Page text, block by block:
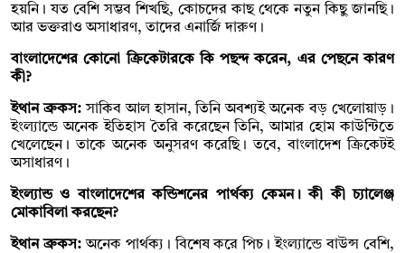
হয়নি। যত বেশি সম্ভব শিখছি, কোচদের কাছ থেকে নতুন কিছু জানছি।
আর ভক্তরাও অসাধারণ, তাদের এনার্জি দারুণ।
বাংলাদেশের কোনো ক্রিকেটারকে কি পছন্দ করেন, এর পেছনে কারণ
কী?
ইথান ব্রুকস:সাকিব আল হাসান, তিনি অবশ্যই অনেক বড় খেলোয়াড়।
ইংল্যান্ডে অনেক ইতিহাস তৈরি করেছেন তিনি, আমার হোম কাউন্টিতে
খেলেছেন। তাকে অনেক অনুসরণ করেছি। তবে, বাংলাদেশ ক্রিকেটই
অসাধারণ।
ইংল্যান্ড ও বাংলাদেশের কন্ডিশনের পার্থক্য কেমন। কী কী চ্যালেঞ্জ
মোকাবিলা করছেন?
ইথান ব্রুকস:অনেক পার্থক্য। বিশেষ করে পিচ। ইংল্যান্ডে বাউন্স বেশি,